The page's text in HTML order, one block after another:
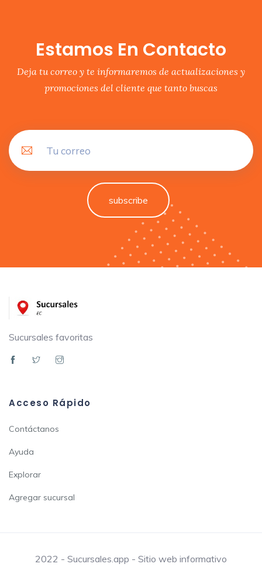
Estamos En Contacto
Deja tu correo y te informaremos de actualizaciones y
promociones del cliente que tanto buscas
subscribe
Sucursales favoritas
Acceso Rápido
Contáctanos
Ayuda
Explorar
Agregar sucursal
2022 - Sucursales.app - Sitio web informativo